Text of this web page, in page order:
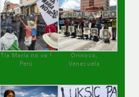
Tía María no va !
Perú
Orinoco,
Venezuela